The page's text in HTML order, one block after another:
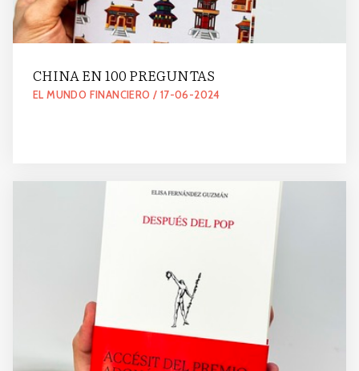
CHINA EN 100 PREGUNTAS
EL MUNDO FINANCIERO / 17-06-2024